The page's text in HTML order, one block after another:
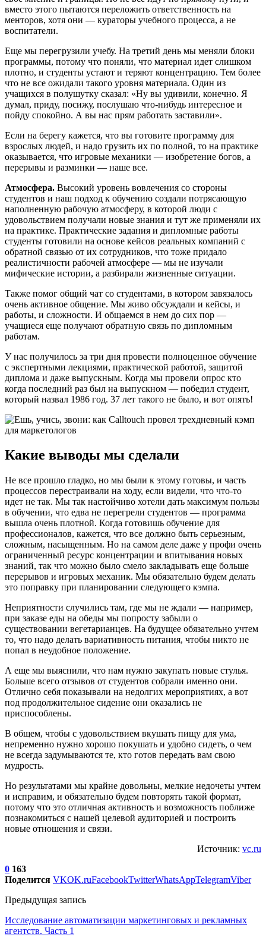
вместо этого пытаются переложить ответственность на
менторов, хотя они — кураторы учебного процесса, а не
воспитатели.
Еще мы перегрузили учебу. На третий день мы меняли блоки
программы, потому что поняли, что материал идет слишком
плотно, и студенты устают и теряют концентрацию. Тем более
что не все ожидали такого уровня материала. Один из
учащихся в полушутку сказал: «Ну вы удивили, конечно. Я
думал, приду, посижу, послушаю что-нибудь интересное и
пойду спокойно. А вы нас прям работать заставили».
Если на берегу кажется, что вы готовите программу для
взрослых людей, и надо грузить их по полной, то на практике
оказывается, что игровые механики — изобретение богов, а
перерывы и разминки — наше все.
Атмосфера. Высокий уровень вовлечения со стороны
студентов и наш подход к обучению создали потрясающую
наполненную рабочую атмосферу, в которой люди с
удовольствием получали новые знания и тут же применяли их
на практике. Практические задания и дипломные работы
студенты готовили на основе кейсов реальных компаний с
обратной связью от их сотрудников, что тоже придало
реалистичности рабочей атмосфере — мы не изучали
мифические истории, а разбирали жизненные ситуации.
Также помог общий чат со студентами, в котором завязалось
очень активное общение. Мы живо обсуждали и кейсы, и
работы, и сложности. И общаемся в нем до сих пор —
учащиеся еще получают обратную связь по дипломным
работам.
У нас получилось за три дня провести полноценное обучение
с экспертными лекциями, практической работой, защитой
диплома и даже выпускным. Когда мы провели опрос кто
когда последний раз был на выпускном — победил студент,
который назвал 1986 год. 37 лет такого не было, и вот опять!
Какие выводы мы сделали
Не все прошло гладко, но мы были к этому готовы, и часть
процессов перестраивали на ходу, если видели, что что-то
идет не так. Мы так настойчиво хотели дать максимум пользы
в обучении, что едва не перегрели студентов — программа
вышла очень плотной. Когда готовишь обучение для
профессионалов, кажется, что все должно быть серьезным,
сложным, насыщенным. Но на самом деле даже у профи очень
ограниченный ресурс концентрации и впитывания новых
знаний, так что можно было смело закладывать еще больше
перерывов и игровых механик. Мы обязательно будем делать
это поправку при планировании следующего кэмпа.
Неприятности случились там, где мы не ждали — например,
при заказе еды на обеды мы попросту забыли о
существовании вегетарианцев. На будущее обязательно учтем
то, что надо делать вариативность питания, чтобы никто не
попал в неудобное положение.
А еще мы выяснили, что нам нужно закупать новые стулья.
Больше всего отзывов от студентов собрали именно они.
Отлично себя показывали на недолгих мероприятиях, а вот
под продолжительное сидение они оказались не
приспособлены.
В общем, чтобы с удовольствием вкушать пищу для ума,
непременно нужно хорошо покушать и удобно сидеть, о чем
не всегда задумываются те, кто готов передать вам свою
мудрость.
Но результатами мы крайне довольны, мелкие недочеты учтем
и исправим, и обязательно будем повторять такой формат,
потому что это отличная активность и возможность поближе
познакомиться с нашей целевой аудиторией и построить
новые отношения и связи.
Источник: vc.ru
0 163
Поделится VKOK.ruFacebookTwitterWhatsAppTelegramViber
Предыдущая запись
Исследование автоматизации маркетинговых и рекламных
агентств. Часть 1